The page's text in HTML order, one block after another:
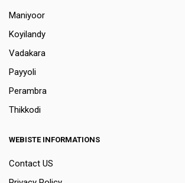
Maniyoor
Koyilandy
Vadakara
Payyoli
Perambra
Thikkodi
WEBISTE INFORMATIONS
Contact US